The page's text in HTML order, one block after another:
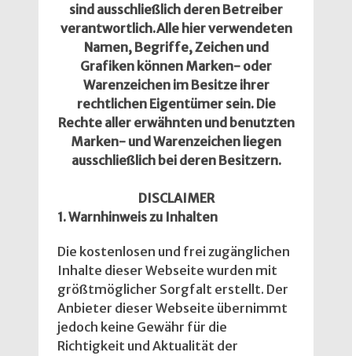
sind ausschließlich deren Betreiber
verantwortlich.Alle hier verwendeten
Namen, Begriffe, Zeichen und
Grafiken können Marken- oder
Warenzeichen im Besitze ihrer
rechtlichen Eigentümer sein. Die
Rechte aller erwähnten und benutzten
Marken- und Warenzeichen liegen
ausschließlich bei deren Besitzern.
DISCLAIMER
1. Warnhinweis zu Inhalten
Die kostenlosen und frei zugänglichen
Inhalte dieser Webseite wurden mit
größtmöglicher Sorgfalt erstellt. Der
Anbieter dieser Webseite übernimmt
jedoch keine Gewähr für die
Richtigkeit und Aktualität der